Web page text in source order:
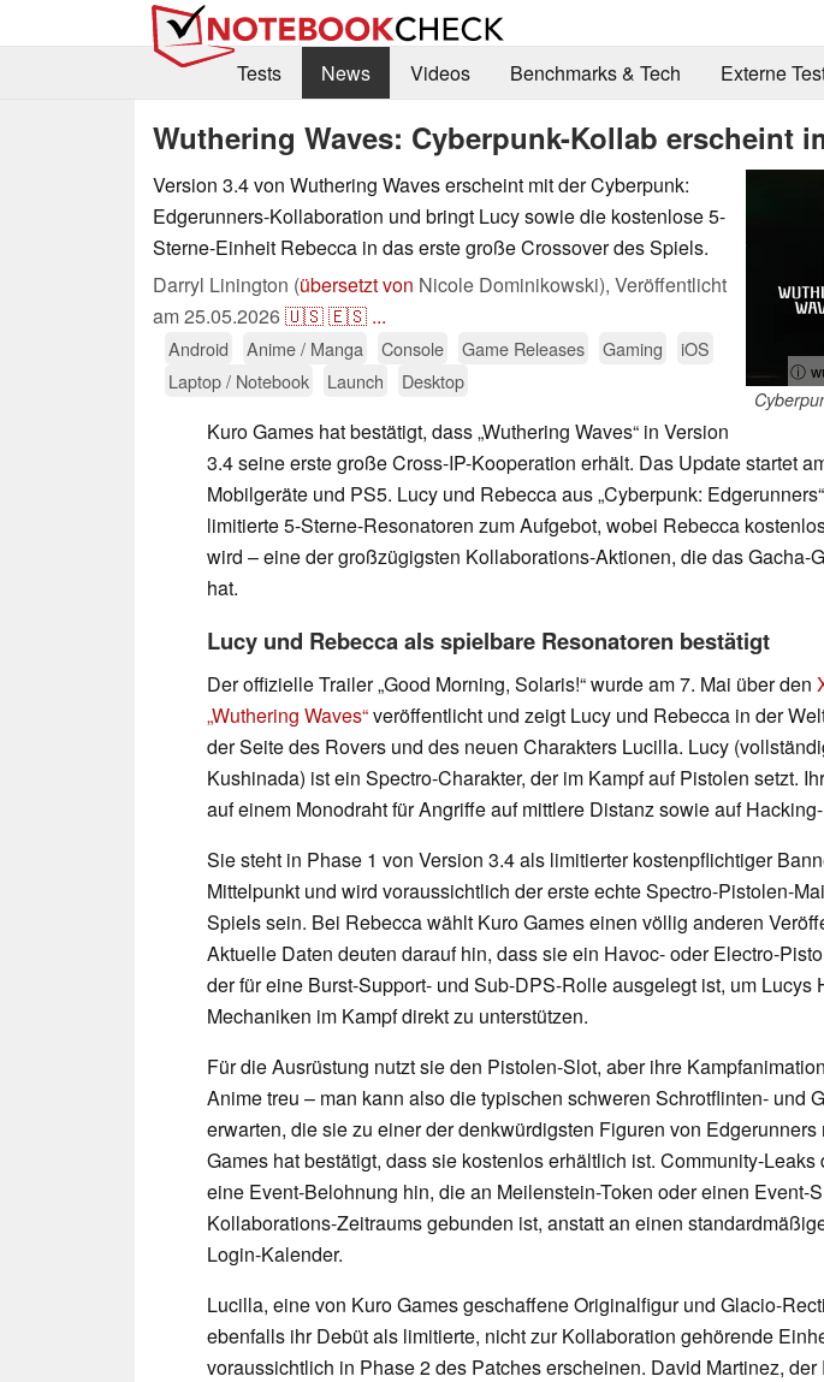
Tests
News Videos Benchmarks & Tech Externe
Wuthering Waves: Cyberpunk-Kollab erscheint
ⓘ
Version 3.4 von Wuthering Waves erscheint mit der Cyberpunk:
Edgerunners-Kollaboration und bringt Lucy sowie die kostenlose 5-
Sterne-Einheit Rebecca in das erste große Crossover des Spiels.
Darryl Linington (übersetzt von Nicole Dominikowski), Veröffentlicht
am25.05.2026🇺🇸🇪🇸 ...
Android Anime / Manga Console Game Releases Gaming
iOS
Laptop / Notebook
Launch Desktop
Kuro Games hat bestätigt, dass „Wuthering Waves“ in Version
3.4 seine erste große Cross-IP-Kooperation erhält. Das Update startet
Mobilgeräte und PS5. Lucy und Rebecca aus „Cyberpunk:
limitierte 5-Sterne-Resonatoren zum Aufgebot, wobei Rebecca
wird – eine der großzügigsten Kollaborations-Aktionen, die das Gacha-
hat.
Lucy und Rebecca als spielbare Resonatoren bestätigt
Der offizielle Trailer „Good Morning, Solaris!“ wurde am 7. Mai über den
„Wuthering Waves“veröffentlicht und zeigt Lucy und Rebecca in der
der Seite des Rovers und des neuen Charakters Lucilla. Lucy
Kushinada) ist ein Spectro-Charakter, der im Kampf auf Pistolen setzt.
auf einem Monodraht für Angriffe auf mittlere Distanz sowie auf
Sie steht in Phase 1 von Version 3.4 als limitierter kostenpflichtiger
Mittelpunkt und wird voraussichtlich der erste echte Spectro-Pistolen-
Spiels sein. Bei Rebecca wählt Kuro Games einen völlig anderen
Aktuelle Daten deuten darauf hin, dass sie ein Havoc- oder Electro-
der für eine Burst-Support- und Sub-DPS-Rolle ausgelegt ist, um Lucys
Mechaniken im Kampf direkt zu unterstützen.
Für die Ausrüstung nutzt sie den Pistolen-Slot, aber ihre
Anime treu – man kann also die typischen schweren Schrotflinten- und
erwarten, die sie zu einer der denkwürdigsten Figuren von Edgerunners
Games hat bestätigt, dass sie kostenlos erhältlich ist. Community-Leaks
eine Event-Belohnung hin, die an Meilenstein-Token oder einen Event-
Kollaborations-Zeitraums gebunden ist, anstatt an einen
Login-Kalender.
Lucilla, eine von Kuro Games geschaffene Originalfigur und Glacio-
ebenfalls ihr Debüt als limitierte, nicht zur Kollaboration gehörende
voraussichtlich in Phase 2 des Patches erscheinen. David Martinez, der